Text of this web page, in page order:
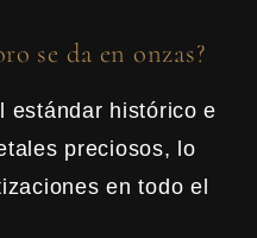
se da en onzas?
estándar histórico e
preciosos, lo
en todo el